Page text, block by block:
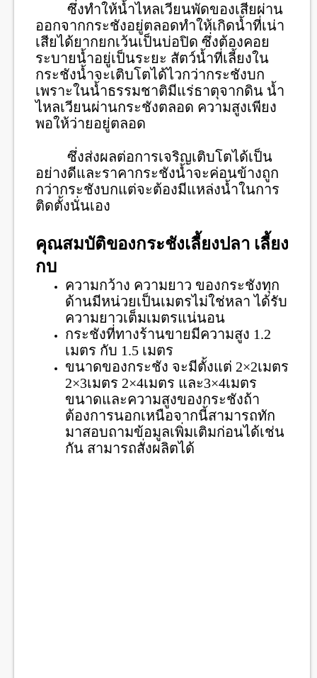
ซึ่งทำให้น้ำไหลเวียนพัดของเสียผ่าน
ออกจากกระชังอยู่ตลอดทำให้เกิดน้ำที่เน่า
เสียได้ยากยกเว้นเป็นบ่อปิด ซึ่งต้องคอย
ระบายน้ำอยู่เป็นระยะ สัตว์น้ำที่เลี้ยงใน
กระชังน้ำจะเติบโตได้ไวกว่ากระชังบก
เพราะในน้ำธรรมชาติมีแร่ธาตุจากดิน น้ำ
ไหลเวียนผ่านกระชังตลอด ความสูงเพียง
พอให้ว่ายอยู่ตลอด
ซึ่งส่งผลต่อการเจริญเติบโตได้เป็น
อย่างดีและราคากระชังน้ำจะค่อนข้างถูก
กว่ากระชังบกแต่จะต้องมีแหล่งน้ำในการ
ติดตั้งนั่นเอง
คุณสมบัติของกระชังเลี้ยงปลา เลี้ยง
กบ
ความกว้าง ความยาว ของกระชังทุก
ด้านมีหน่วยเป็นเมตรไม่ใช่หลา ได้รับ
ความยาวเต็มเมตรแน่นอน
กระชังที่ทางร้านขายมีความสูง 1.2
เมตร กับ 1.5 เมตร
ขนาดของกระชัง จะมีตั้งแต่ 2×2เมตร
2×3เมตร 2×4เมตร และ3×4เมตร
ขนาดและความสูงของกระชังถ้า
ต้องการนอกเหนือจากนี้สามารถทัก
มาสอบถามข้อมูลเพิ่มเติมก่อนได้เช่น
กัน สามารถสั่งผลิตได้